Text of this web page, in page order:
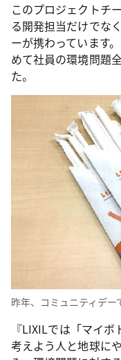
このプロジェクトチ
る開発担当だけでな
ーが携わっています
めて社員の環境問題
た。
昨年、コミュニティデ
『LIXILでは「マイ
考えよう人と地球に